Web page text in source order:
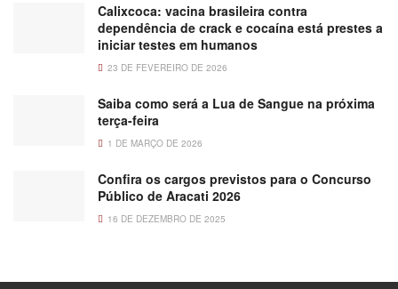
Calixcoca: vacina brasileira contra
dependência de crack e cocaína está prestes a
iniciar testes em humanos
23 DE FEVEREIRO DE 2026
Saiba como será a Lua de Sangue na próxima
terça-feira
1 DE MARÇO DE 2026
Confira os cargos previstos para o Concurso
Público de Aracati 2026
16 DE DEZEMBRO DE 2025